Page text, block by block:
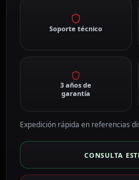
Soporte técnico
3 años de
garantía
Expedición rápida en referencias
CONSULTA